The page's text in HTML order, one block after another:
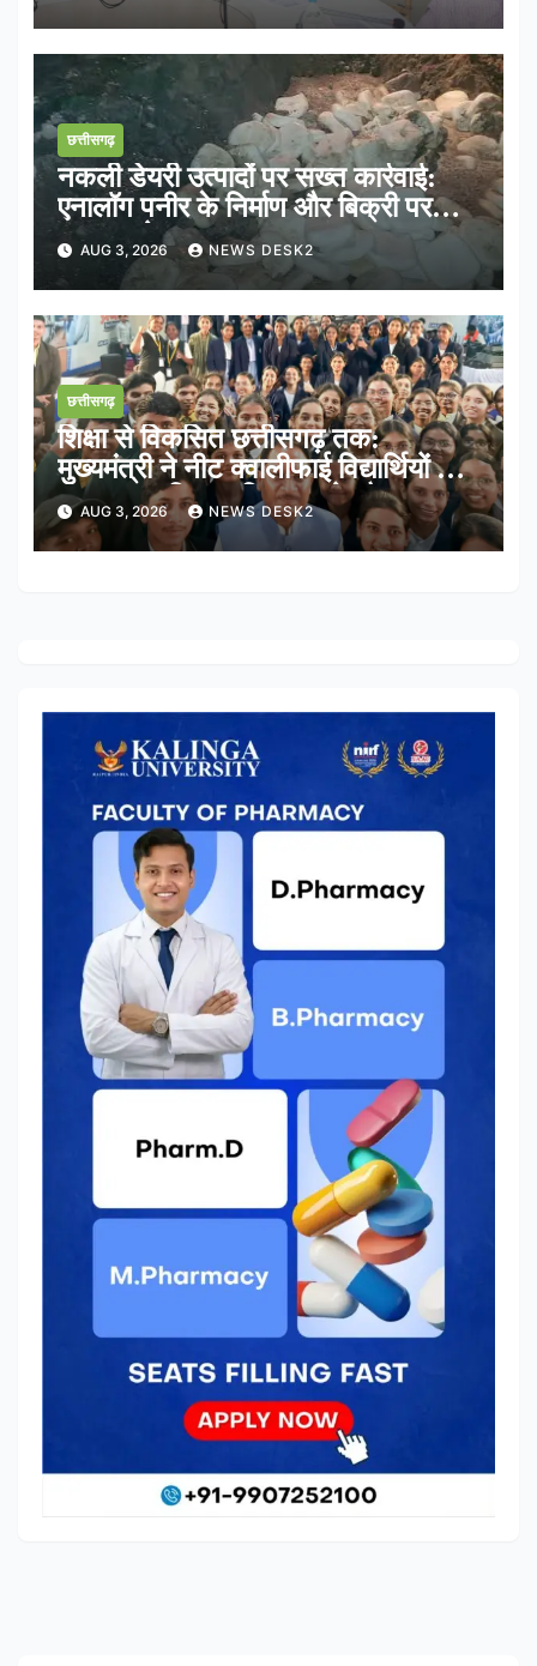
छत्तीसगढ़
नकली डेयरी उत्पादों पर सख्त कार्रवाई:
एनालॉग पनीर के निर्माण और बिक्री पर
तत्काल रोक
AUG 3, 2026 NEWS DESK2
छत्तीसगढ़
शिक्षा से विकसित छत्तीसगढ़ तक:
मुख्यमंत्री ने नीट क्वालीफाई विद्यार्थियों के
साथ साझा किया भविष्य का रोडमैप
AUG 3, 2026 NEWS DESK2